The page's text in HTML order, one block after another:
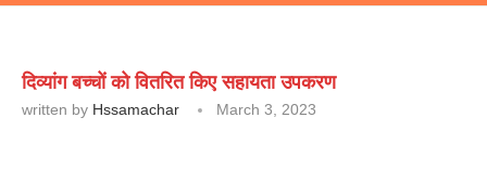
दिव्यांग बच्चों को वितरित किए सहायता उपकरण
written by Hssamachar March 3, 2023